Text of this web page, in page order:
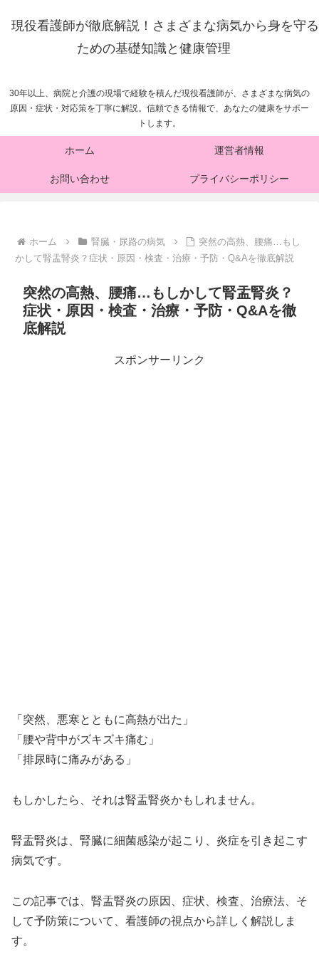
現役看護師が徹底解説！さまざまな病気から身を守る
ための基礎知識と健康管理
30年以上、病院と介護の現場で経験を積んだ現役看護師が、さまざまな病気の
原因・症状・対応策を丁寧に解説。信頼できる情報で、あなたの健康をサポー
トします。
ホーム 運営者情報
お問い合わせ プライバシーポリシー
ホーム 腎臓・尿路の病気
突然の高熱、腰痛…もし
かして腎盂腎炎？症状・原因・検査・治療・予防・Q&Aを徹底解説
突然の高熱、腰痛…もしかして腎盂腎炎？
症状・原因・検査・治療・予防・Q&Aを徹
底解説
スポンサーリンク
「突然、悪寒とともに高熱が出た」
「腰や背中がズキズキ痛む」
「排尿時に痛みがある」
もしかしたら、それは腎盂腎炎かもしれません。
腎盂腎炎は、腎臓に細菌感染が起こり、炎症を引き起こす
病気です。
この記事では、腎盂腎炎の原因、症状、検査、治療法、そ
して予防策について、看護師の視点から詳しく解説しま
す。